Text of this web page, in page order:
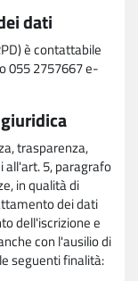
dati
è contattabile
055 2757667 e-
trasparenza,
all'art. 5, paragrafo
in qualità di
dei dati
dell'iscrizione e
con l'ausilio di
seguenti finalità: